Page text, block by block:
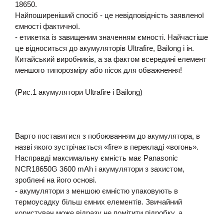
18650.
Найпоширеніший спосіб - це невідповідність заявленої
ємності фактичної.
- етикетка із завищеним значенням ємності. Найчастіше
це відноситься до акумуляторів Ultrafire, Bailong і ін.
Китайський виробників, а за фактом всередині елемент
меншого типорозміру або пісок для обважнення!
(Рис.1 акумулятори Ultrafire і Bailong)
Варто поставитися з побоюванням до акумулятора, в
назві якого зустрічається «fire» в перекладі «вогонь».
Насправді максимальну ємність має Panasonic
NCR18650G 3600 mAh і акумулятори з захистом,
зроблені на його основі.
- акумулятори з меншою ємністю упаковують в
термоусадку більш ємних елементів. Звичайний